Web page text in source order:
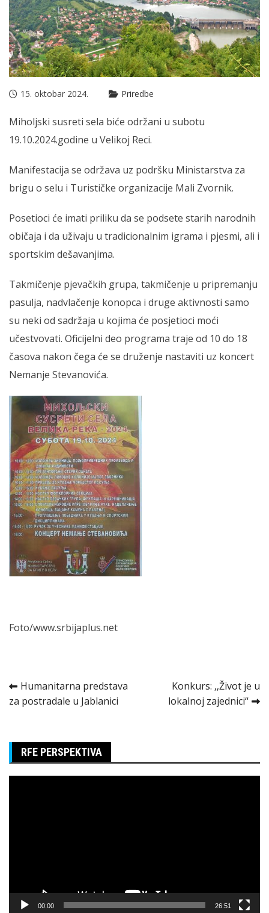
15. oktobar 2024. Priredbe
Miholjski susreti sela biće održani u subotu
19.10.2024.godine u Velikoj Reci.
Manifestacija se održava uz podršku Ministarstva za
brigu o selu i Turističke organizacije Mali Zvornik.
Posetioci će imati priliku da se podsete starih narodnih
običaja i da uživaju u tradicionalnim igrama i pjesmi, ali i
sportskim dešavanjima.
Takmičenje pjevačkih grupa, takmičenje u pripremanju
pasulja, nadvlačenje konopca i druge aktivnosti samo
su neki od sadržaja u kojima će posjetioci moći
učestvovati. Oficijelni deo programa traje od 10 do 18
časova nakon čega će se druženje nastaviti uz koncert
Nemanje Stevanovića.
Foto/www.srbijaplus.net
Kretanje
članka
Humanitarna predstava
za postradale u Jablanici
Konkurs: ‚‚Život je u
lokalnoj zajednici“
RFE PERSPEKTIVA
00:00 26:51